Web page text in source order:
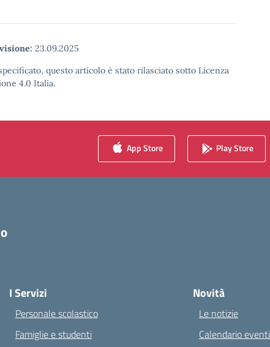
23.09.2025
questo articolo è stato rilasciato sotto Licenza
4.0 Italia.
App Store Play Store
I Servizi
Personale scolastico
Famiglie e studenti
Novità
Le notizie
Calendario eventi